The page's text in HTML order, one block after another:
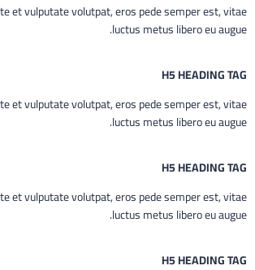
et vulputate volutpat, eros pede semper est, vitae
luctus metus libero eu augue.
H5 HEADING TAG
et vulputate volutpat, eros pede semper est, vitae
luctus metus libero eu augue.
H5 HEADING TAG
et vulputate volutpat, eros pede semper est, vitae
luctus metus libero eu augue.
H5 HEADING TAG